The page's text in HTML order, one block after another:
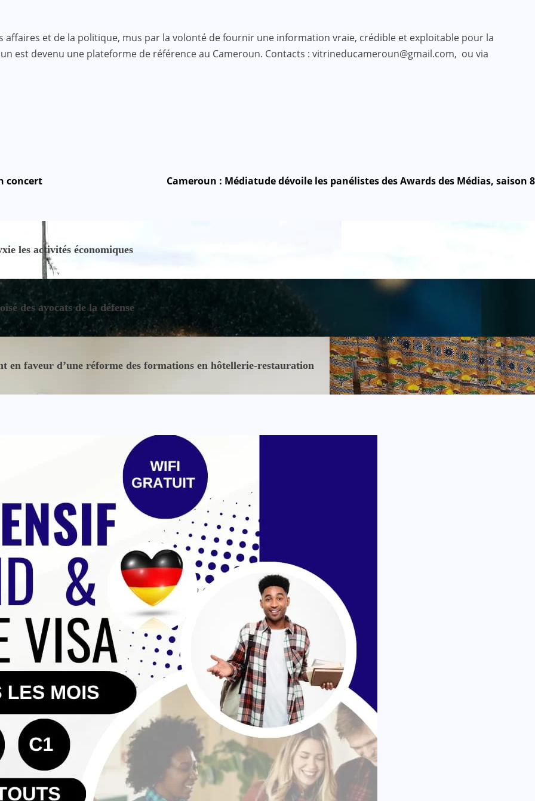
affaires et de la politique, mus par la volonté de fournir une information vraie, crédible et exploitable pour la
est devenu une plateforme de référence au Cameroun. Contacts : vitrineducameroun@gmail.com, ou via
concert Cameroun : Médiatude dévoile les panélistes des Awards des Médias, saison 8
les activités économiques
des avocats de la défense
en faveur d’une réforme des formations en hôtellerie-restauration